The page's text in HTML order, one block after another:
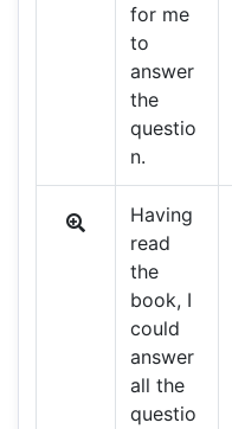
for me
to
answer
the
questio
n.
Having
read
the
book, I
could
answer
all the
questio